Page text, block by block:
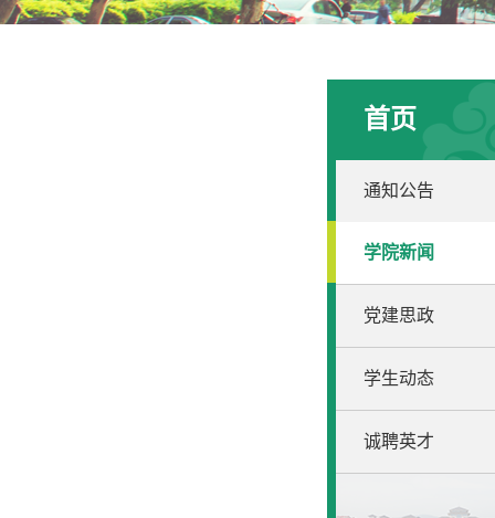
首页
通知公告
学院新闻
党建思政
学生动态
诚聘英才